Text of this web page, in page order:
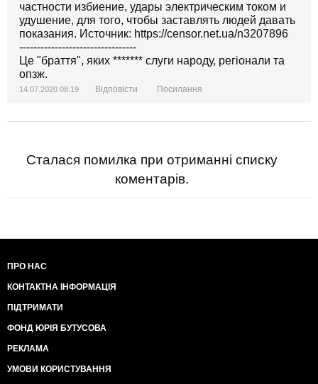
частности избиение, удары электрическим током и
удушение, для того, чтобы заставлять людей давать
показания. Источник: https://censor.net.ua/n3207896
---------------------------------
Це "браття", яких ******* слуги народу, регіонали та
опзж.
14.07.2020 08:19 Відповісти Посилання
Сталася помилка при отриманні списку
коментарів.
ПРО НАС
КОНТАКТНА ІНФОРМАЦІЯ
ПІДТРИМАТИ
ФОНД ЮРІЯ БУТУСОВА
РЕКЛАМА
УМОВИ КОРИСТУВАННЯ